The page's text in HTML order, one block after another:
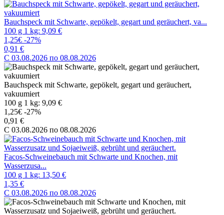
Bauchspeck mit Schwarte, gepökelt, gegart und geräuchert, va...
100 g 1 kg: 9,09 €
1,25€ -27%
0,91 €
C 03.08.2026 по 08.08.2026
Bauchspeck mit Schwarte, gepökelt, gegart und geräuchert,
vakuumiert
100 g 1 kg: 9,09 €
1,25€ -27%
0,91 €
C 03.08.2026 по 08.08.2026
Facos-Schweinebauch mit Schwarte und Knochen, mit
Wasserzusa...
100 g 1 kg: 13,50 €
1,35 €
C 03.08.2026 по 08.08.2026